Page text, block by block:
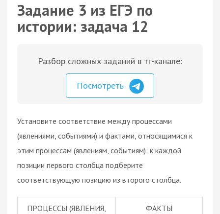
Задание 3 из ЕГЭ по
истории: задача 12
Разбор сложных заданий в тг-канале:
Посмотреть
Установите соответствие между процессами
(явлениями, событиями) и фактами, относящимися к
этим процессам (явлениям, событиям): к каждой
позиции первого столбца подберите
соответствующую позицию из второго столбца.
ПРОЦЕССЫ (ЯВЛЕНИЯ, ФАКТЫ